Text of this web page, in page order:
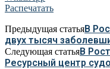
Распечатать
Предыдущая статьяВ
двух тысяч
Следующая статьяВ
Ресурсный центр